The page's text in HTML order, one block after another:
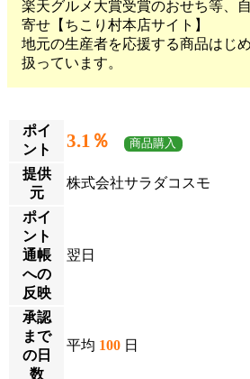
楽天グルメ大賞受賞のおせち等、
寄せ【ちこり村本店サイト】
地元の生産者を応援する商品はじ
扱っています。
ポイ
ント
3.1％ 商品購入
提供
元
株式会社サラダコスモ
ポイ
ント
通帳
への
反映
翌日
承認
まで
の日
数
平均 100 日